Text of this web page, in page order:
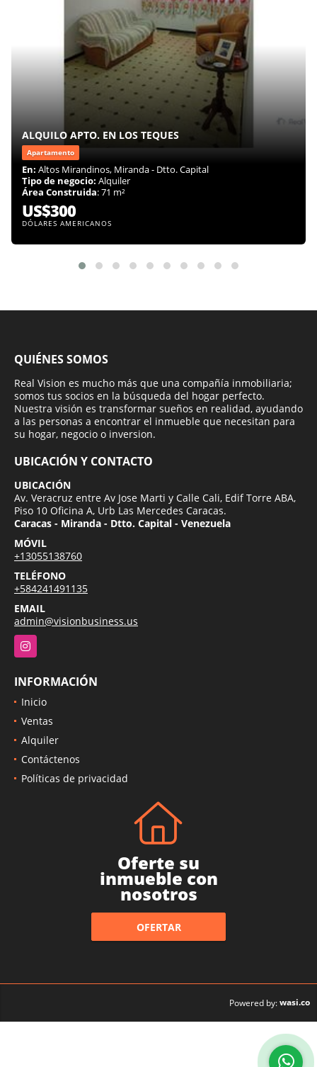
ALQUILO APTO. EN LOS TEQUES
Apartamento
En: Altos Mirandinos, Miranda - Dtto. Capital
Tipo de negocio: Alquiler
Área Construida: 71 m²
US$300
DÓLARES AMERICANOS
QUIÉNES SOMOS
Real Vision es mucho más que una compañía inmobiliaria;
somos tus socios en la búsqueda del hogar perfecto.
Nuestra visión es transformar sueños en realidad, ayudando
a las personas a encontrar el inmueble que necesitan para
su hogar, negocio o inversion.
UBICACIÓN Y CONTACTO
UBICACIÓN
Av. Veracruz entre Av Jose Marti y Calle Cali, Edif Torre ABA,
Piso 10 Oficina A, Urb Las Mercedes Caracas.
Caracas - Miranda - Dtto. Capital - Venezuela
MÓVIL
+13055138760
TELÉFONO
+584241491135
EMAIL
admin@visionbusiness.us
Instagram
INFORMACIÓN
Inicio
Ventas
Alquiler
Contáctenos
Políticas de privacidad
Oferte su
inmueble con
nosotros
OFERTAR
Powered by:wasi.co